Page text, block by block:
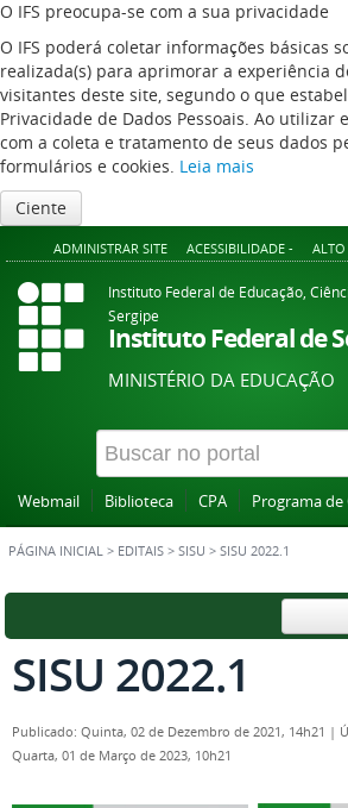
O IFS preocupa-se com a sua privacidade
O IFS poderá coletar informações básicas
realizada(s) para aprimorar a experiência
visitantes deste site, segundo o que
Privacidade de Dados Pessoais. Ao utilizar
com a coleta e tratamento de seus dados
formulários e cookies. Leia mais
Ciente
ADMINISTRAR SITE ACESSIBILIDADE - ALTO
Instituto Federal de Educação,
Sergipe
Instituto Federal de
MINISTÉRIO DA EDUCAÇÃO
Webmail Biblioteca CPA Programa de
PÁGINA INICIAL > EDITAIS > SISU > SISU 2022.1
SISU 2022.1
Publicado: Quinta, 02 de Dezembro de 2021, 14h21 |
Quarta, 01 de Março de 2023, 10h21